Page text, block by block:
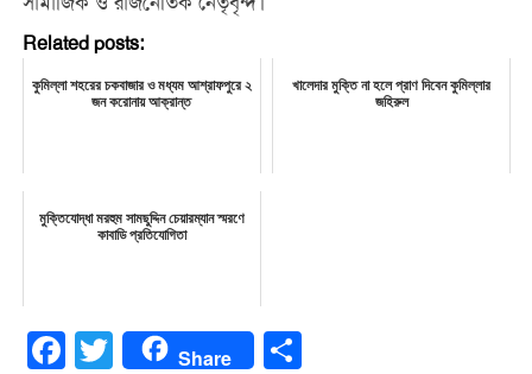
Related posts:
কুমিল্লা শহরের চকবাজার ও মধ্যম আশ্রাফপুরে ২
জন করোনায় আক্রান্ত
খালেদার মুক্তি না হলে প্রাণ দিবেন কুমিল্লার
জহিরুল
মুক্তিযোদ্ধা মরহুম সামছুদ্দিন চেয়ারম্যান স্মরণে
কাবাডি প্রতিযোগিতা
Facebook
Twitter Share